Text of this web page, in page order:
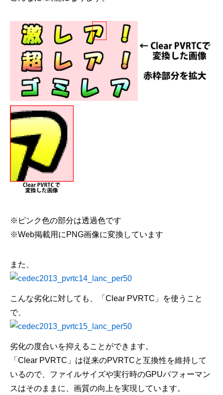
※ピンク色の部分は透過色です
※Web掲載用にPNG画像に変換しています
また、
こんな劣化に対しても、「Clear PVRTC」を使うこと
で、
劣化の度合いを抑えることができます。
「Clear PVRTC」は従来のPVRTCと互換性を維持して
いるので、ファイルサイズや実行時のGPUパフォーマン
スはそのままに、画質の向上を実現しています。